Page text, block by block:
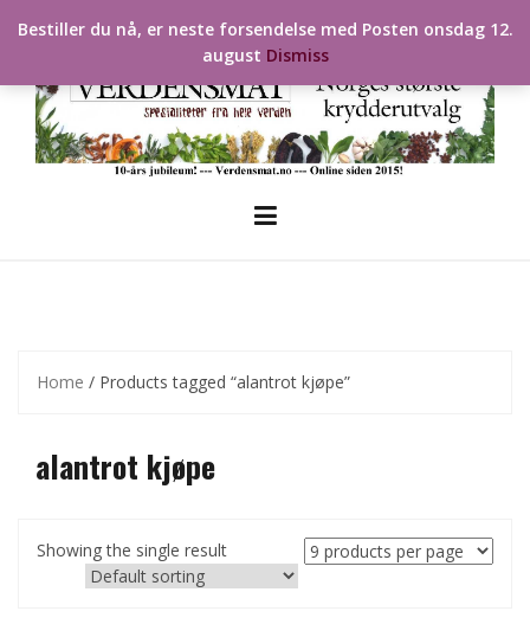
Home / Products tagged “alantrot kjøpe”
alantrot kjøpe
Showing the single result
Bestiller du nå, er neste forsendelse med Posten onsdag 12.
august Dismiss